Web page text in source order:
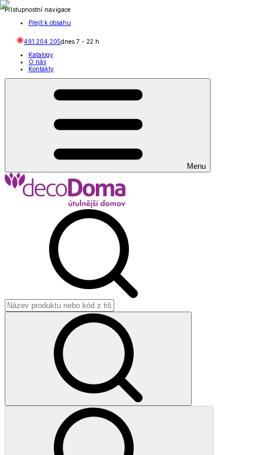
Přístupnostní navigace
Přejít k obsahu
491 204 205dnes 7 - 22 h
Katalogy
O nás
Kontakty
Menu